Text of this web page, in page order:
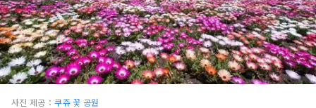
사진 제공：쿠쥬 꽃 공원